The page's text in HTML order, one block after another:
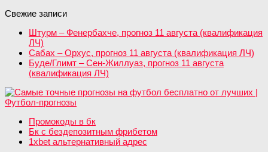
Свежие записи
Штурм – Фенербахче, прогноз 11 августа (квалификация
ЛЧ)
Сабах – Орхус, прогноз 11 августа (квалификация ЛЧ)
Буде/Глимт – Сен-Жиллуаз, прогноз 11 августа
(квалификация ЛЧ)
Промокоды в бк
Бк с бездепозитным фрибетом
1xbet альтернативный адрес